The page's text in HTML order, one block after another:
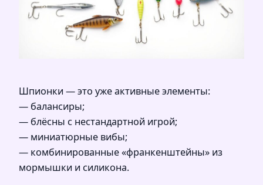
Шпионки — это уже активные элементы:
— балансиры;
— блёсны с нестандартной игрой;
— миниатюрные вибы;
— комбинированные «франкенштейны» из
мормышки и силикона.